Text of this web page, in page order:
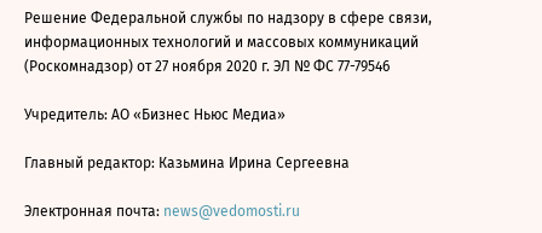
Решение Федеральной службы по надзору в сфере связи,
информационных технологий и массовых коммуникаций
(Роскомнадзор) от 27 ноября 2020 г. ЭЛ № ФС 77-79546
Учредитель: АО «Бизнес Ньюс Медиа»
Главный редактор: Казьмина Ирина Сергеевна
Электронная почта: news@vedomosti.ru